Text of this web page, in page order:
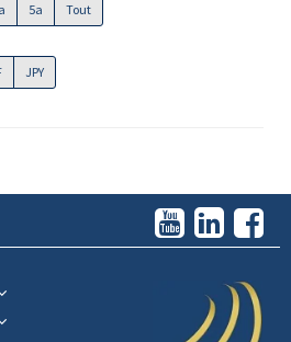
5a
Tout
JPY